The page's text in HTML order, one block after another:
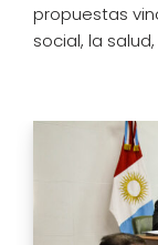
propuestas
social, la